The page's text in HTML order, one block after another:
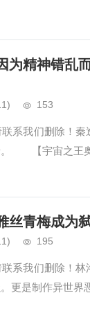
为精神错乱
153
系我们删除！
。 【宇宙之王
丝青梅成为
195
系我们删除！
更是制作异世